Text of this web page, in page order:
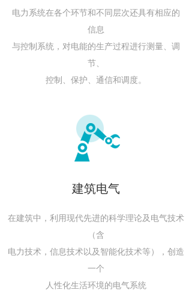
电力系统在各个环节和不同层次还具有相应的
信息
与控制系统，对电能的生产过程进行测量、调
节、
控制、保护、通信和调度。
建筑电气
在建筑中，​利用现代先进的科学理论及电气技术
（含
电力技术，信​息技术以及智能化技术等），创造
一个
人性化生活环境的电气系统